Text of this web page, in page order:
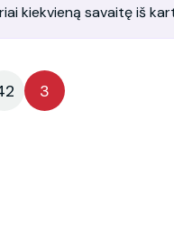
kiekvieną savaitę iš
3